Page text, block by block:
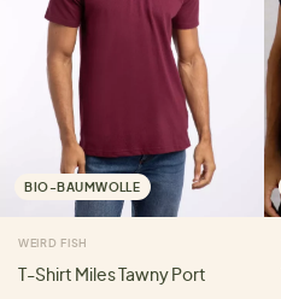
BIO-BAUMWOLLE
WEIRD FISH
T-Shirt Miles Tawny Port